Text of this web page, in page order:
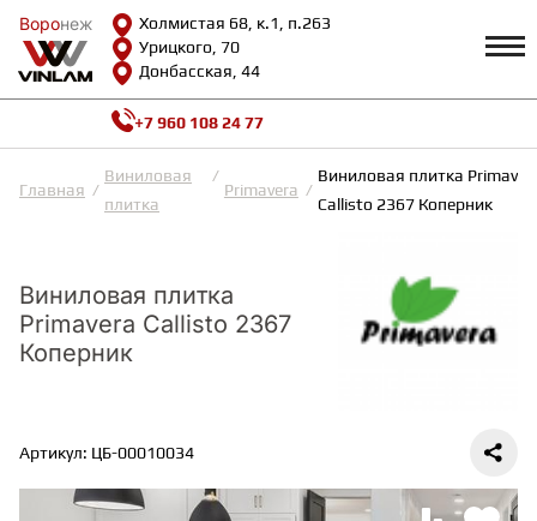
Воронеж
Холмистая 68, к.1, п.263
Урицкого, 70
Донбасская, 44
Воронеж
КАТАЛОГ Профиль
Вопросы и ответы
Видеообзоры
Полезная информация
Как выбрать
Контакты
ЛАМИНАТ
ПАРКЕТНАЯ ДОСКА
+7 960 108 24 77
Главная
Виниловая
плитка
Primavera
Виниловая плитка
Callisto 2367 Коперник
Виниловая плитка
Primavera Callisto 2367
Коперник
Артикул: ЦБ-00010034